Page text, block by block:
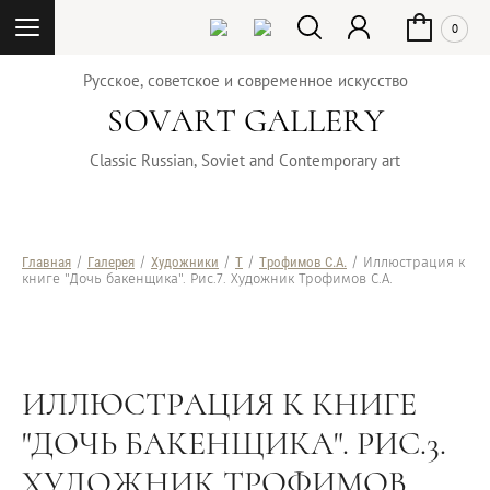
0
Русское, советское и современное искусство
SOVART GALLERY
Classic Russian, Soviet and Contemporary art
Главная / Галерея / Художники / Т / Трофимов С.А. / Иллюстрация к
книге "Дочь бакенщика". Рис.7. Художник Трофимов С.А.
ИЛЛЮСТРАЦИЯ К КНИГЕ
"ДОЧЬ БАКЕНЩИКА". РИС.3.